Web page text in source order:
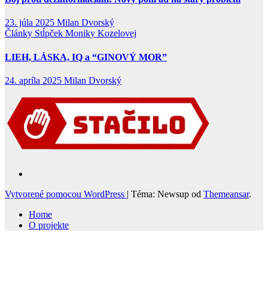
23. júla 2025 Milan Dvorský
Články Stĺpček Moniky Kozelovej
LIEH, LÁSKA, IQ a “GINOVÝ MOR”
24. apríla 2025 Milan Dvorský
Vytvorené pomocou WordPress | Téma: Newsup od Themeansar.
Home
O projekte